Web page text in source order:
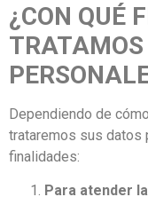
¿CON QUÉ
Dependiendo de
trataremos sus datos
finalidades:
Para atender